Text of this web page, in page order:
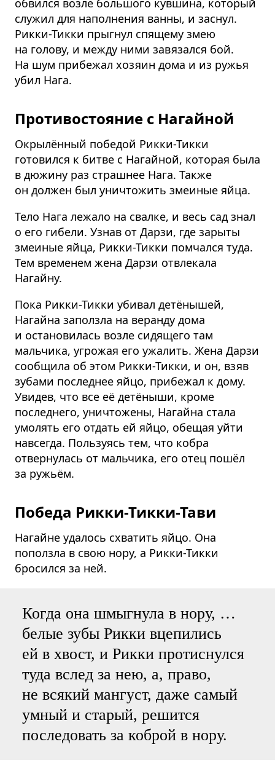
служил для наполнения ванны, и заснул.
Рикки-Тикки прыгнул спящему змею
на голову, и между ними завязался бой.
На шум прибежал хозяин дома и из ружья
убил Нага.
Противостояние с Нагайной
Окрылённый победой Рикки-Тикки
готовился к битве с Нагайной, которая была
в дюжину раз страшнее Нага. Также
он должен был уничтожить змеиные яйца.
Тело Нага лежало на свалке, и весь сад знал
о его гибели. Узнав от Дарзи, где зарыты
змеиные яйца, Рикки-Тикки помчался туда.
Тем временем жена Дарзи отвлекала
Нагайну.
Пока Рикки-Тикки убивал детёнышей,
Нагайна заползла на веранду дома
и остановилась возле сидящего там
мальчика, угрожая его ужалить. Жена Дарзи
сообщила об этом Рикки-Тикки, и он, взяв
зубами последнее яйцо, прибежал к дому.
Увидев, что все её детёныши, кроме
последнего, уничтожены, Нагайна стала
умолять его отдать ей яйцо, обещая уйти
навсегда. Пользуясь тем, что кобра
отвернулась от мальчика, его отец пошёл
за ружьём.
Победа Рикки-Тикки-Тави
Нагайне удалось схватить яйцо. Она
поползла в свою нору, а Рикки-Тикки
бросился за ней.
Когда она шмыгнула в нору, …
белые зубы Рикки вцепились
ей в хвост, и Рикки протиснулся
туда вслед за нею, а, право,
не всякий мангуст, даже самый
умный и старый, решится
последовать за коброй в нору.